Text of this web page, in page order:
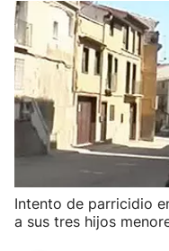
Intento de parricidio
a sus tres hijos